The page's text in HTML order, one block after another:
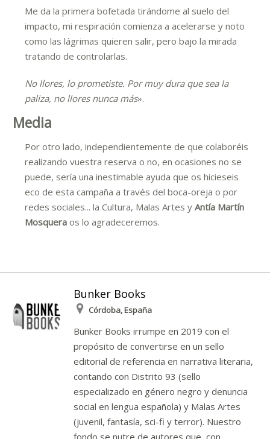
Me da la primera bofetada tirándome al suelo del
impacto, mi respiración comienza a acelerarse y noto
como las lágrimas quieren salir, pero bajo la mirada
tratando de controlarlas.
No llores, lo prometiste. Por muy dura que sea la
paliza, no llores nunca más».
Media
Por otro lado, independientemente de que colaboréis
realizando vuestra reserva o no, en ocasiones no se
puede, sería una inestimable ayuda que os hicieseis
eco de esta campaña a través del boca-oreja o por
redes sociales... la Cultura, Malas Artes y Antía Martín
Mosquera os lo agradeceremos.
Bunker Books
Córdoba, España
Bunker Books irrumpe en 2019 con el
propósito de convertirse en un sello
editorial de referencia en narrativa literaria,
contando con Distrito 93 (sello
especializado en género negro y denuncia
social en lengua española) y Malas Artes
(juvenil, fantasía, sci-fi y terror). Nuestro